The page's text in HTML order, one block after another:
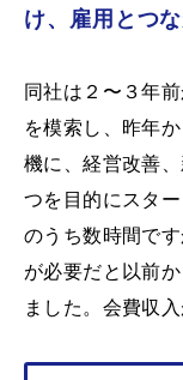
け、雇用とつ
同社は２〜３年
を模索し、昨年
機に、経営改善
つを目的にスタ
のうち数時間で
が必要だと以前
ました。会費収